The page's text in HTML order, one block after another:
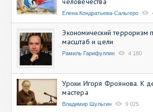
Елена Кондратьева-Сальгеро
Экономический терроризм
масштаб и цели
Рамиль Гарифуллин 4 180
Уроки Игоря Фроянова. К
мастера
Владимир Шульгин 9 025